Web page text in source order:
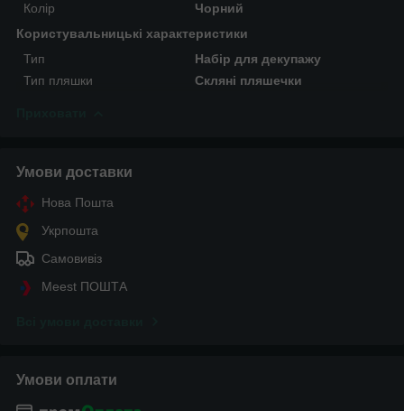
Колір
Чорний
Користувальницькі характеристики
Тип
Набір для декупажу
Тип пляшки
Скляні пляшечки
Умови доставки
Нова Пошта
Укрпошта
Самовивіз
Meest ПОШТА
Умови оплати